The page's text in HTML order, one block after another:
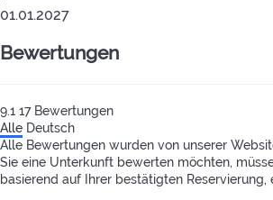
01.01.2027
Bewertungen
9.1 17 Bewertungen
Alle Deutsch
Alle Bewertungen wurden von unserer
Sie eine Unterkunft bewerten möchten,
basierend auf Ihrer bestätigten Reservierung,